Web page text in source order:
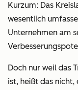
Kurzum: Das
wesentlich
Unternehmen am
Doch nur weil das
ist, heißt das nicht,